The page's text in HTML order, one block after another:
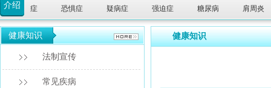
介绍
症
恐惧症 疑病症 强迫症 糖尿病 肩周炎
健康知识
法制宣传
常见疾病
健康知识